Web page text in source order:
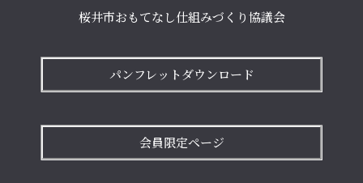
桜井市おもてなし仕組みづくり協議会
パンフレットダウンロード
会員限定ページ